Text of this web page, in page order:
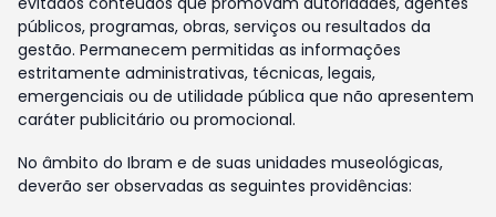
públicos, programas, obras, serviços ou resultados da
gestão. Permanecem permitidas as informações
estritamente administrativas, técnicas, legais,
emergenciais ou de utilidade pública que não apresentem
caráter publicitário ou promocional.
No âmbito do Ibram e de suas unidades museológicas,
deverão ser observadas as seguintes providências: